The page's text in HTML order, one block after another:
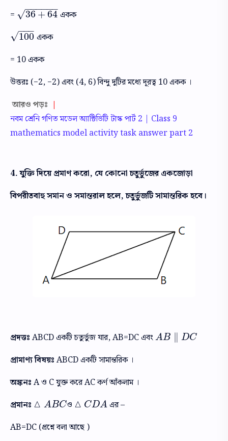
=
36 +64
− −
−−−−
√
36+64 একক
100
−−
−
√
100
একক
= 10 একক
উত্তরঃ (−2, −2) এবং (4, 6) বিন্দু দুটির মধ্যে দূরত্ব 10 একক ।
আরও পড়ঃ |
নবম শ্রেনি গণিত মডেল অ্যাক্টিভিটি টাস্ক পার্ট 2 | Class 9
mathematics model activity task answer part 2
4. যুক্তি দিয়ে প্রমাণ করো, যে কোনো চতুর্ভুজের একজোড়া
বিপরীতবাহু সমান ও সমান্তরাল হলে, চতুর্ভুজটি সামান্তরিক হবে।
প্রদত্তঃ ABCD একটি চতুর্ভুজ যার, AB=DC এবং A B ∥ DC
AB∥
প্রামাণ্য বিষয়ঃ ABCD একটি সামান্তরিক ।
অঙ্কনঃ A ও C যুক্ত করে AC কর্ণ আঁকলাম ।
প্রমানঃ △ A BC
△ABC ও △ CDA
△CDA
এর –
AB=DC (প্রশ্নে বলা আছে )